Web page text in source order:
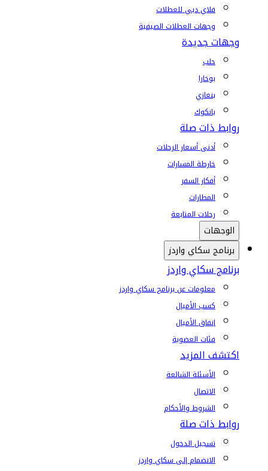
فلاي دبي للعطلات
وجهات العطلات الصيفية
وجهات جديدة
حلب
بوخارا
بنغازي
بانكوك
روابط ذات صلة
أدنى أسعار الرحلات
خارطة المسارات
أفكار السفر
المطارات
رحلات المتابعة
الوجهات
برنامج سكاي واردز
برنامج سكاي واردز
معلومات عن برنامج سكاي واردز
كسب الأميال
إنفاق الأميال
فئات العضوية
اكتشف المزيد
الأسئلة الشائعة
الاتصال
الشروط والأحكام
روابط ذات صلة
تسجيل الدخول
الانضمام إلى سكاي واردز